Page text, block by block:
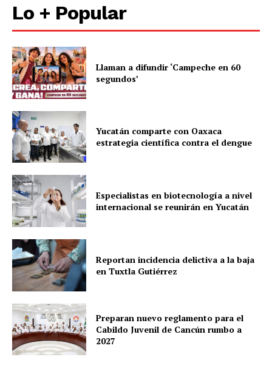
Lo + Popular
Llaman a difundir ‘Campeche en 60
segundos’
Yucatán comparte con Oaxaca
estrategia científica contra el dengue
Especialistas en biotecnología a nivel
internacional se reunirán en Yucatán
Reportan incidencia delictiva a la baja
en Tuxtla Gutiérrez
Preparan nuevo reglamento para el
Cabildo Juvenil de Cancún rumbo a
2027